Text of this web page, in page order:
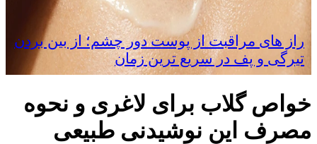
راز های مراقبت از پوست دور چشم؛ از بین بردن
تیرگی و پف در سریع‌ ترین زمان
خواص گلاب برای لاغری و نحوه
مصرف این نوشیدنی طبیعی